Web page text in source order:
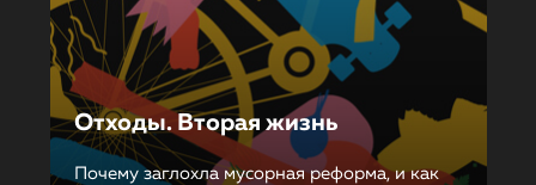
Отходы. Вторая жизнь
Почему заглохла мусорная реформа, и как